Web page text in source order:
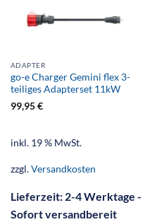
ADAPTER
go-e Charger Gemini flex 3-
teiliges Adapterset 11kW
99,95€
inkl. 19 % MwSt.
zzgl.Versandkosten
Lieferzeit: 2-4 Werktage -
Sofort versandbereit